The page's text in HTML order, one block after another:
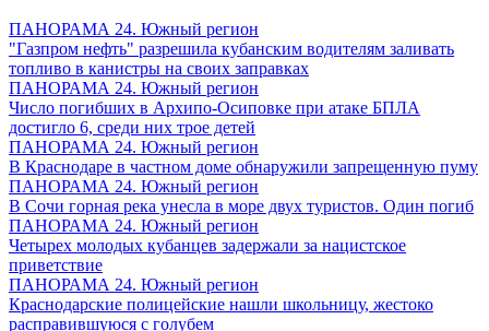
ПАНОРАМА 24. Южный регион
"Газпром нефть" разрешила кубанским водителям заливать
топливо в канистры на своих заправках
ПАНОРАМА 24. Южный регион
Число погибших в Архипо-Осиповке при атаке БПЛА
достигло 6, среди них трое детей
ПАНОРАМА 24. Южный регион
В Краснодаре в частном доме обнаружили запрещенную пуму
ПАНОРАМА 24. Южный регион
В Сочи горная река унесла в море двух туристов. Один погиб
ПАНОРАМА 24. Южный регион
Четырех молодых кубанцев задержали за нацистское
приветствие
ПАНОРАМА 24. Южный регион
Краснодарские полицейские нашли школьницу, жестоко
расправившуюся с голубем